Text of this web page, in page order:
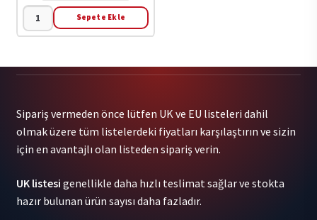
!!!
Chk)
Wallop
(Color
Vinyl)
adet
Sepete Ekle
Sipariş vermeden önce lütfen UK ve EU listeleri dahil
olmak üzere tüm listelerdeki fiyatları karşılaştırın ve sizin
için en avantajlı olan listeden sipariş verin.
UK listesi genellikle daha hızlı teslimat sağlar ve stokta
hazır bulunan ürün sayısı daha fazladır.